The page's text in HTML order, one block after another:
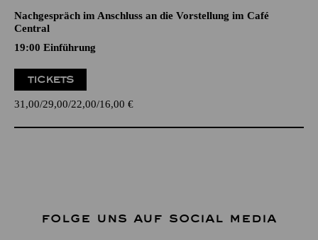
Nachgespräch im Anschluss an die Vorstellung im Café
Central
19:00 Einführung
TICKETS
31,00 29,00 22,00 16,00 €
FOLGE UNS AUF SOCIAL MEDIA